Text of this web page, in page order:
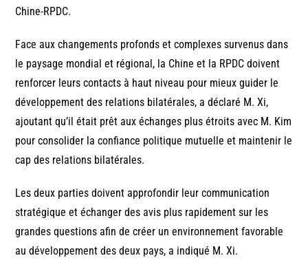
Chine-RPDC.
Face aux changements profonds et complexes survenus dans
le paysage mondial et régional, la Chine et la RPDC doivent
renforcer leurs contacts à haut niveau pour mieux guider le
développement des relations bilatérales, a déclaré M. Xi,
ajoutant qu’il était prêt aux échanges plus étroits avec M. Kim
pour consolider la confiance politique mutuelle et maintenir le
cap des relations bilatérales.
Les deux parties doivent approfondir leur communication
stratégique et échanger des avis plus rapidement sur les
grandes questions afin de créer un environnement favorable
au développement des deux pays, a indiqué M. Xi.